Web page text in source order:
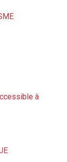
à